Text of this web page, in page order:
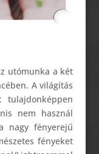
utómunka a két
A világítás
tulajdonképpen
nem használ
nagy fényerejű
fényeket